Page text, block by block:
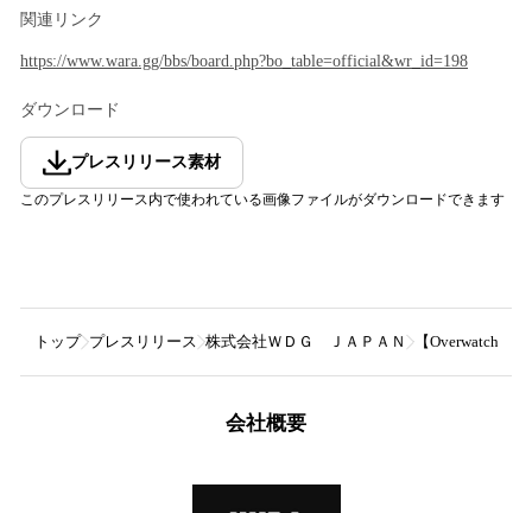
関連リンク
https://www.wara.gg/bbs/board.php?bo_table=official&wr_id=198
ダウンロード
プレスリリース素材
このプレスリリース内で使われている画像ファイルがダウンロードできます
トップ プレスリリース 株式会社ＷＤＧ ＪＡＰＡＮ 【Overwatch 2
会社概要